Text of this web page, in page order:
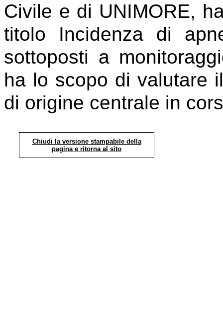
Civile e di UNIMORE,
titolo Incidenza di
sottoposti a
ha lo scopo di valutare
di origine centrale in
Chiudi la versione stampabile della
pagina e ritorna al sito